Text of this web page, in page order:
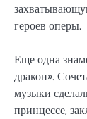
героев оперы.
Еще одна
дракон».
музыки
принцессе,